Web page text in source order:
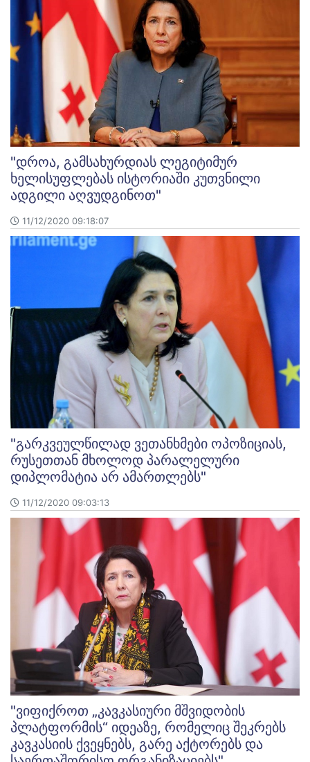
"დროა, გამსახურდიას ლეგიტიმურ
ხელისუფლებას ისტორიაში კუთვნილი
ადგილი აღვუდგინოთ"
11/12/2020 09:18:07
"გარკვეულწილად ვეთანხმები ოპოზიციას,
რუსეთთან მხოლოდ პარალელური
დიპლომატია არ ამართლებს"
11/12/2020 09:03:13
"ვიფიქროთ „კავკასიური მშვიდობის
პლატფორმის“ იდეაზე, რომელიც შეკრებს
კავკასიის ქვეყნებს, გარე აქტორებს და